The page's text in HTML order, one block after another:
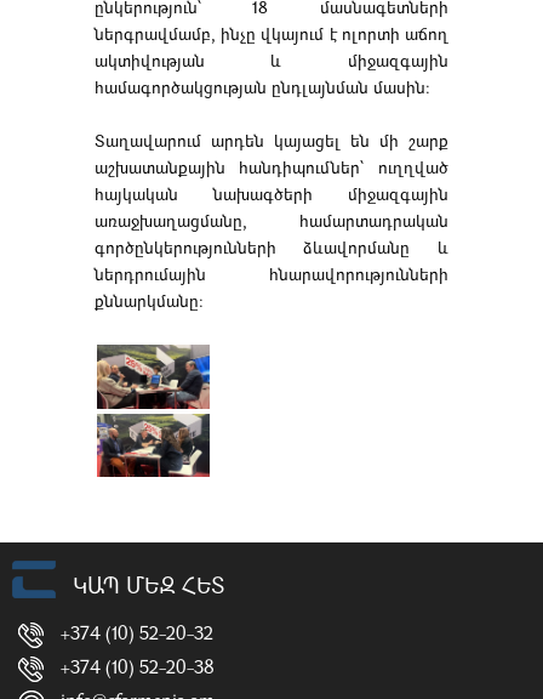
ընկերություն՝ 18 մասնագետների
ներգրավմամբ, ինչը վկայում է ոլորտի աճող
ակտիվության և միջազգային
համագործակցության ընդլայնման մասին։
Տաղավարում արդեն կայացել են մի շարք
աշխատանքային հանդիպումներ՝ ուղղված
հայկական նախագծերի միջազգային
առաջխաղացմանը, համարտադրական
գործընկերությունների ձևավորմանը և
ներդրումային հնարավորությունների
քննարկմանը։
ԿԱՊ ՄԵԶ ՀԵՏ
+374 (10) 52-20-32
+374 (10) 52-20-38